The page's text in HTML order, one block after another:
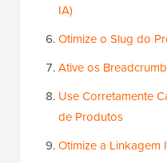
IA)
Otimize o Slug do
Ative os
Use Corretamente
de Produtos
Otimize a Linkagem